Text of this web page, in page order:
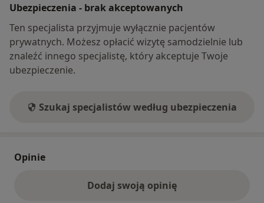
Ubezpieczenia - brak akceptowanych
Ten specjalista przyjmuje wyłącznie pacjentów
prywatnych. Możesz opłacić wizytę samodzielnie lub
znaleźć innego specjalistę, który akceptuje Twoje
ubezpieczenie.
Szukaj specjalistów według ubezpieczenia
Opinie
Dodaj swoją opinię